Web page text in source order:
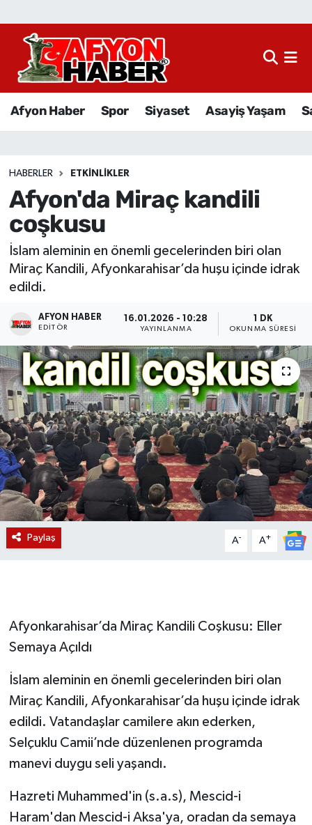
Afyon Haber Spor Siyaset Asayiş Yaşam
HABERLER ETKINLIKLER
Afyon'da Miraç kandili
coşkusu
İslam aleminin en önemli gecelerinden biri olan
Miraç Kandili, Afyonkarahisar’da huşu içinde idrak
edildi.
AFYON HABER
EDITÖR
16.01.2026 - 10:28
YAYINLANMA
1 DK
OKUNMA SÜRESI
Paylaş A- A+
Afyonkarahisar’da Miraç Kandili Coşkusu: Eller
Semaya Açıldı
İslam aleminin en önemli gecelerinden biri olan
Miraç Kandili, Afyonkarahisar’da huşu içinde idrak
edildi. Vatandaşlar camilere akın ederken,
Selçuklu Camii’nde düzenlenen programda
manevi duygu seli yaşandı.
Hazreti Muhammed'in (s.a.s), Mescid-i
Haram'dan Mescid-i Aksa'ya, oradan da semaya
Afyon Haber
Sağlık
Eğitim
Sivil Toplum
Etkinlikler